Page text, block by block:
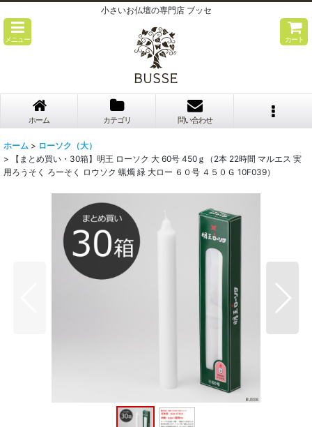
小さいお仏壇の専門店 ブッセ
メニュー カート
ホーム カテゴリ 問い合わせ
ホーム > ローソク（大）
>
【まとめ買い・30箱】明王 ローソク 大 60号 450ｇ（2本 22時間 マルエス 実
用ろうそく ろーそく ロウソク 蝋燭 緑 大ロー ６０号 ４５０Ｇ 10F039）